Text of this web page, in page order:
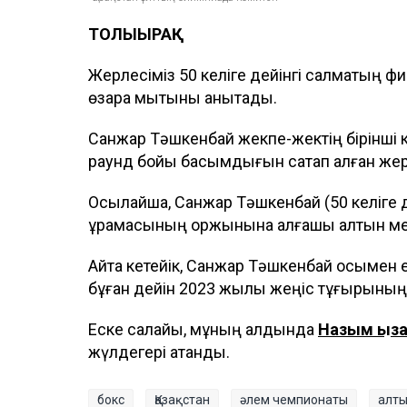
ТОЛЫҒЫРАҚ
Жерлесіміз 50 келіге дейінгі
өзара мықтыны анықтады.
Санжар Тәшкенбай жекпе-жектің бірінші
раунд бойы басымдығын сақтап қалған
Осылайша, Санжар Тәшкенбай (50 келіге
құрамасының қоржынына алғашқы алтын
Айта кетейік, Санжар Тәшкенбай
бұған дейін 2023 жылы жеңіс тұғырының
Еске салайық, мұның алдында Назым
жүлдегері атанды.
бокс Қазақстан әлем чемпионаты